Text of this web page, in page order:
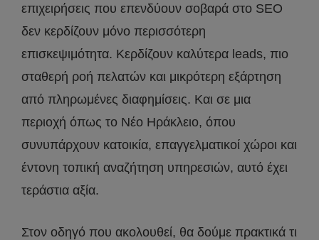
επιχειρήσεις που επενδύουν σοβαρά στο SEO
δεν κερδίζουν μόνο περισσότερη
επισκεψιμότητα. Κερδίζουν καλύτερα leads, πιο
σταθερή ροή πελατών και μικρότερη εξάρτηση
από πληρωμένες διαφημίσεις. Και σε μια
περιοχή όπως το Νέο Ηράκλειο, όπου
συνυπάρχουν κατοικία, επαγγελματικοί χώροι και
έντονη τοπική αναζήτηση υπηρεσιών, αυτό έχει
τεράστια αξία.
Στον οδηγό που ακολουθεί, θα δούμε πρακτικά τι